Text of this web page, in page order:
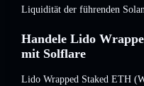
Liquidität der führenden
Handele Lido
mit Solflare
Lido Wrapped Staked ETH